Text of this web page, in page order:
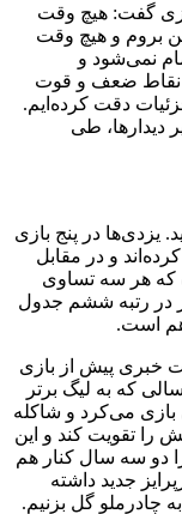
گفت: هیچ وقت
بروم‌ و هیچ وقت
نمی‌شود و
نقاط ضعف و قوت
دقت کرده‌ایم.
دیدارها، طی
یزدی‌ها در پنج بازی
و در مقابل
هر سه تساوی
است. چادرملو با ۲۷ امتیاز در رتبه ششم جدول
پیش از بازی
که به لیگ برتر
بازی می‌کرد و شاکله
را تقویت کند و این
دو سه سال کنار هم
جدید داشته
چادرملو گل بزنیم.